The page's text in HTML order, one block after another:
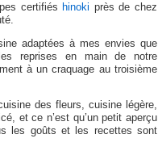
certifiés hinoki près de chez
adaptées à mes envies que
reprises en main de notre
à un craquage au troisième
des fleurs, cuisine légère,
et ce n’est qu’un petit aperçu
les goûts et les recettes sont